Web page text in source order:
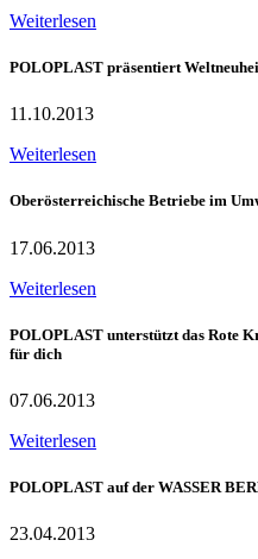
Weiterlesen
POLOPLAST präsentiert
11.10.2013
Weiterlesen
Oberösterreichische Betriebe im
17.06.2013
Weiterlesen
POLOPLAST unterstützt das Rote
für dich
07.06.2013
Weiterlesen
POLOPLAST auf der WASSER
23.04.2013